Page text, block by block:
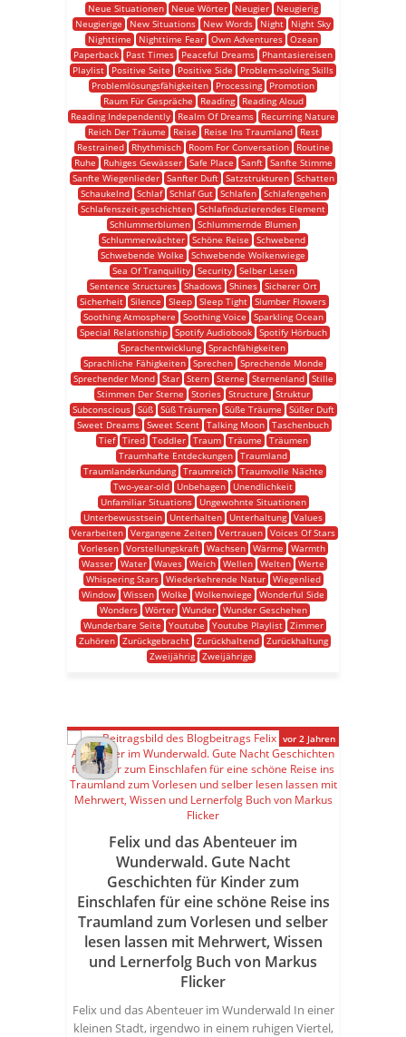
Neue Situationen Neue Wörter Neugier
Neugierig
Neugierige
New Situations New Words Night
Night Sky
Nighttime
Nighttime Fear Own Adventures Ozean
Paperback
Past Times Peaceful Dreams
Phantasiereisen
Playlist
Positive Seite Positive Side
Problem-solving Skills
Problemlösungsfähigkeiten
Processing
Promotion
Raum Für Gespräche
Reading
Reading Aloud
Reading Independently
Realm Of Dreams
Recurring Nature
Reich Der Träume
Reise Reise Ins Traumland
Rest
Restrained
Rhythmisch Room For Conversation
Routine
Ruhe
Ruhiges Gewässer Safe Place Sanft
Sanfte Stimme
Sanfte Wiegenlieder
Sanfter Duft Satzstrukturen
Schatten
Schaukelnd
Schlaf Schlaf Gut Schlafen
Schlafengehen
Schlafenszeit-geschichten Schlafinduzierendes Element
Schlummerblumen
Schlummernde Blumen
Schlummerwächter
Schöne Reise
Schwebend
Schwebende Wolke
Schwebende Wolkenwiege
Sea Of Tranquility
Security
Selber Lesen
Sentence Structures
Shadows Shines
Sicherer Ort
Sicherheit Silence Sleep Sleep Tight Slumber Flowers
Soothing Atmosphere
Soothing Voice
Sparkling Ocean
Special Relationship
Spotify Audiobook
Spotify Hörbuch
Sprachentwicklung Sprachfähigkeiten
Sprachliche Fähigkeiten
Sprechen
Sprechende Monde
Sprechender Mond
Star Stern Sterne Sternenland
Stille
Stimmen Der Sterne
Stories Structure
Struktur
Subconscious
Süß Süß Träumen Süße Träume
Süßer Duft
Sweet Dreams Sweet Scent Talking Moon Taschenbuch
Tief
Tired Toddler Traum Träume
Träumen
Traumhafte Entdeckungen Traumland
Traumlanderkundung
Traumreich
Traumvolle Nächte
Two-year-old
Unbehagen
Unendlichkeit
Unfamiliar Situations
Ungewohnte Situationen
Unterbewusstsein
Unterhalten Unterhaltung Values
Verarbeiten
Vergangene Zeiten Vertrauen
Voices Of Stars
Vorlesen Vorstellungskraft Wachsen Wärme
Warmth
Wasser Water Waves Weich Wellen Welten Werte
Whispering Stars
Wiederkehrende Natur
Wiegenlied
Window Wissen Wolke Wolkenwiege
Wonderful Side
Wonders
Wörter Wunder
Wunder Geschehen
Wunderbare Seite
Youtube Youtube Playlist
Zimmer
Zuhören
Zurückgebracht Zurückhaltend
Zurückhaltung
Zweijährig
Zweijährige
Felix und das Abenteuer im
Wunderwald. Gute Nacht
Geschichten für Kinder zum
Einschlafen für eine schöne Reise ins
Traumland zum Vorlesen und selber
lesen lassen mit Mehrwert, Wissen
und Lernerfolg Buch von Markus
Flicker
Felix und das Abenteuer im Wunderwald In einer
kleinen Stadt, irgendwo in einem ruhigen Viertel,
vor 2 Jahren